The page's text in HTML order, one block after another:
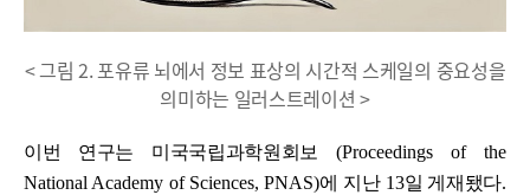
< 그림 2. 포유류 뇌에서 정보 표상의 시간적 스케일의 중요성을
의미하는 일러스트레이션 >
이번 연구는 미국국립과학원회보 (Proceedings of the
National Academy of Sciences, PNAS)에 지난 13일 게재됐다.